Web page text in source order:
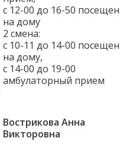
с 12-00 до 16-50
на дому
2 смена:
с 10-11 до 14-00
на дому,
с 14-00 до 19-00
амбулаторный прием
Вострикова Анна
Викторовна